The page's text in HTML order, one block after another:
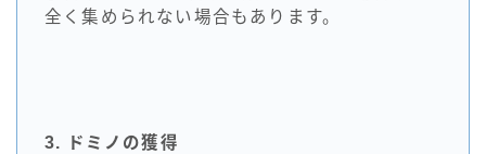
全く集められない場合もあります。
3. ドミノの獲得